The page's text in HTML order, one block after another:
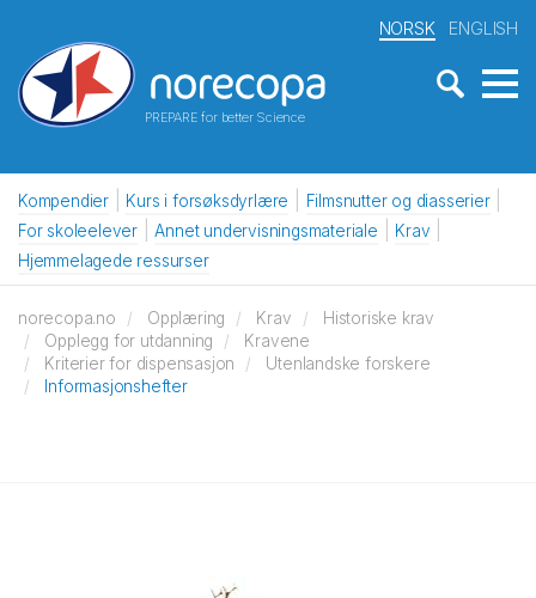
PREPARE for better Science
NORSK ENGLISH
Kompendier Kurs i forsøksdyrlære
Filmsnutter og diasserier
For skoleelever
Annet undervisningsmateriale
Krav
Hjemmelagede ressurser
norecopa.no Opplæring Krav
Historiske krav
Opplegg for utdanning
Kravene
Kriterier for dispensasjon
Utenlandske forskere
Informasjonshefter